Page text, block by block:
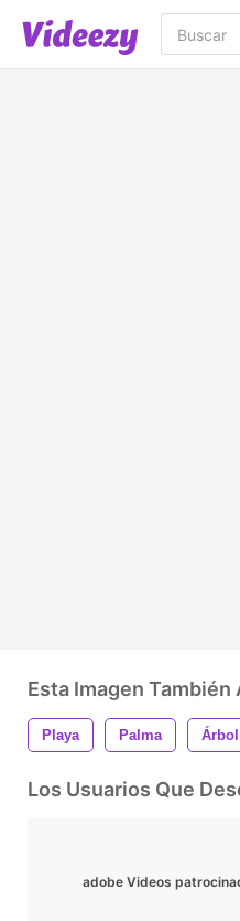
Esta Imagen También
Playa Palma Árbol
Los Usuarios Que
adobe Videos